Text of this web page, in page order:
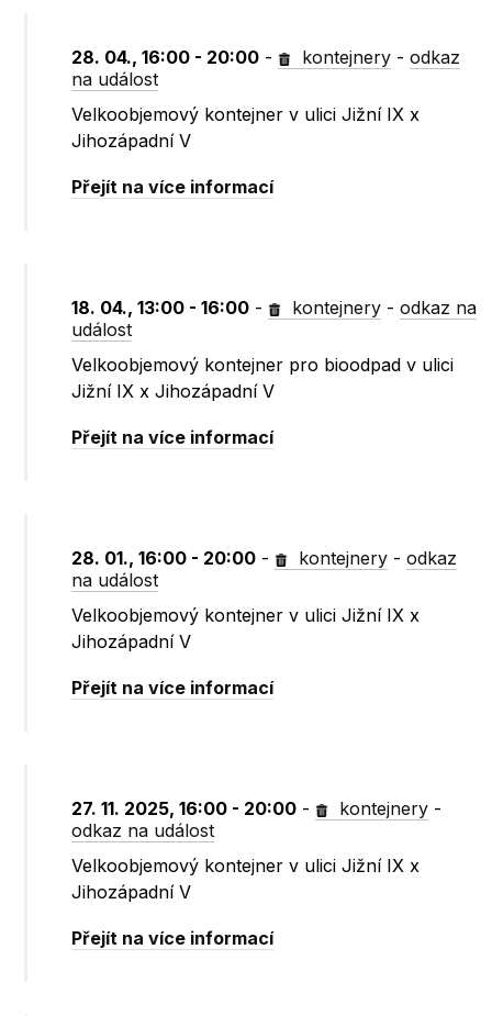
28. 04., 16:00 - 20:00 - kontejnery -odkaz
na událost
Velkoobjemový kontejner v ulici Jižní IX x
Jihozápadní V
Přejít na více informací
18. 04., 13:00 - 16:00 - kontejnery -odkaz na
událost
Velkoobjemový kontejner pro bioodpad v ulici
Jižní IX x Jihozápadní V
Přejít na více informací
28. 01., 16:00 - 20:00 - kontejnery -odkaz
na událost
Velkoobjemový kontejner v ulici Jižní IX x
Jihozápadní V
Přejít na více informací
27. 11. 2025, 16:00 - 20:00 - kontejnery -
odkaz na událost
Velkoobjemový kontejner v ulici Jižní IX x
Jihozápadní V
Přejít na více informací